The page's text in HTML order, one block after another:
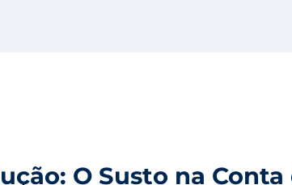
O Susto na